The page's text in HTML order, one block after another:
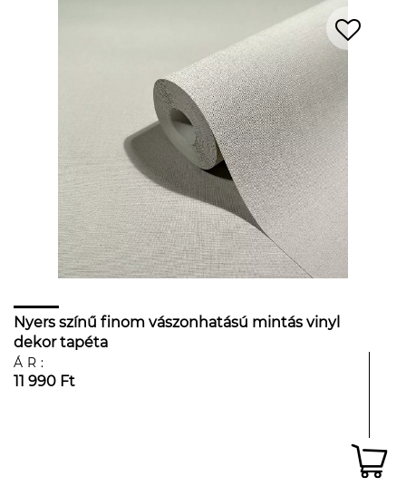
Nyers színű finom vászonhatású mintás vinyl
dekor tapéta
ÁR:
11 990 Ft